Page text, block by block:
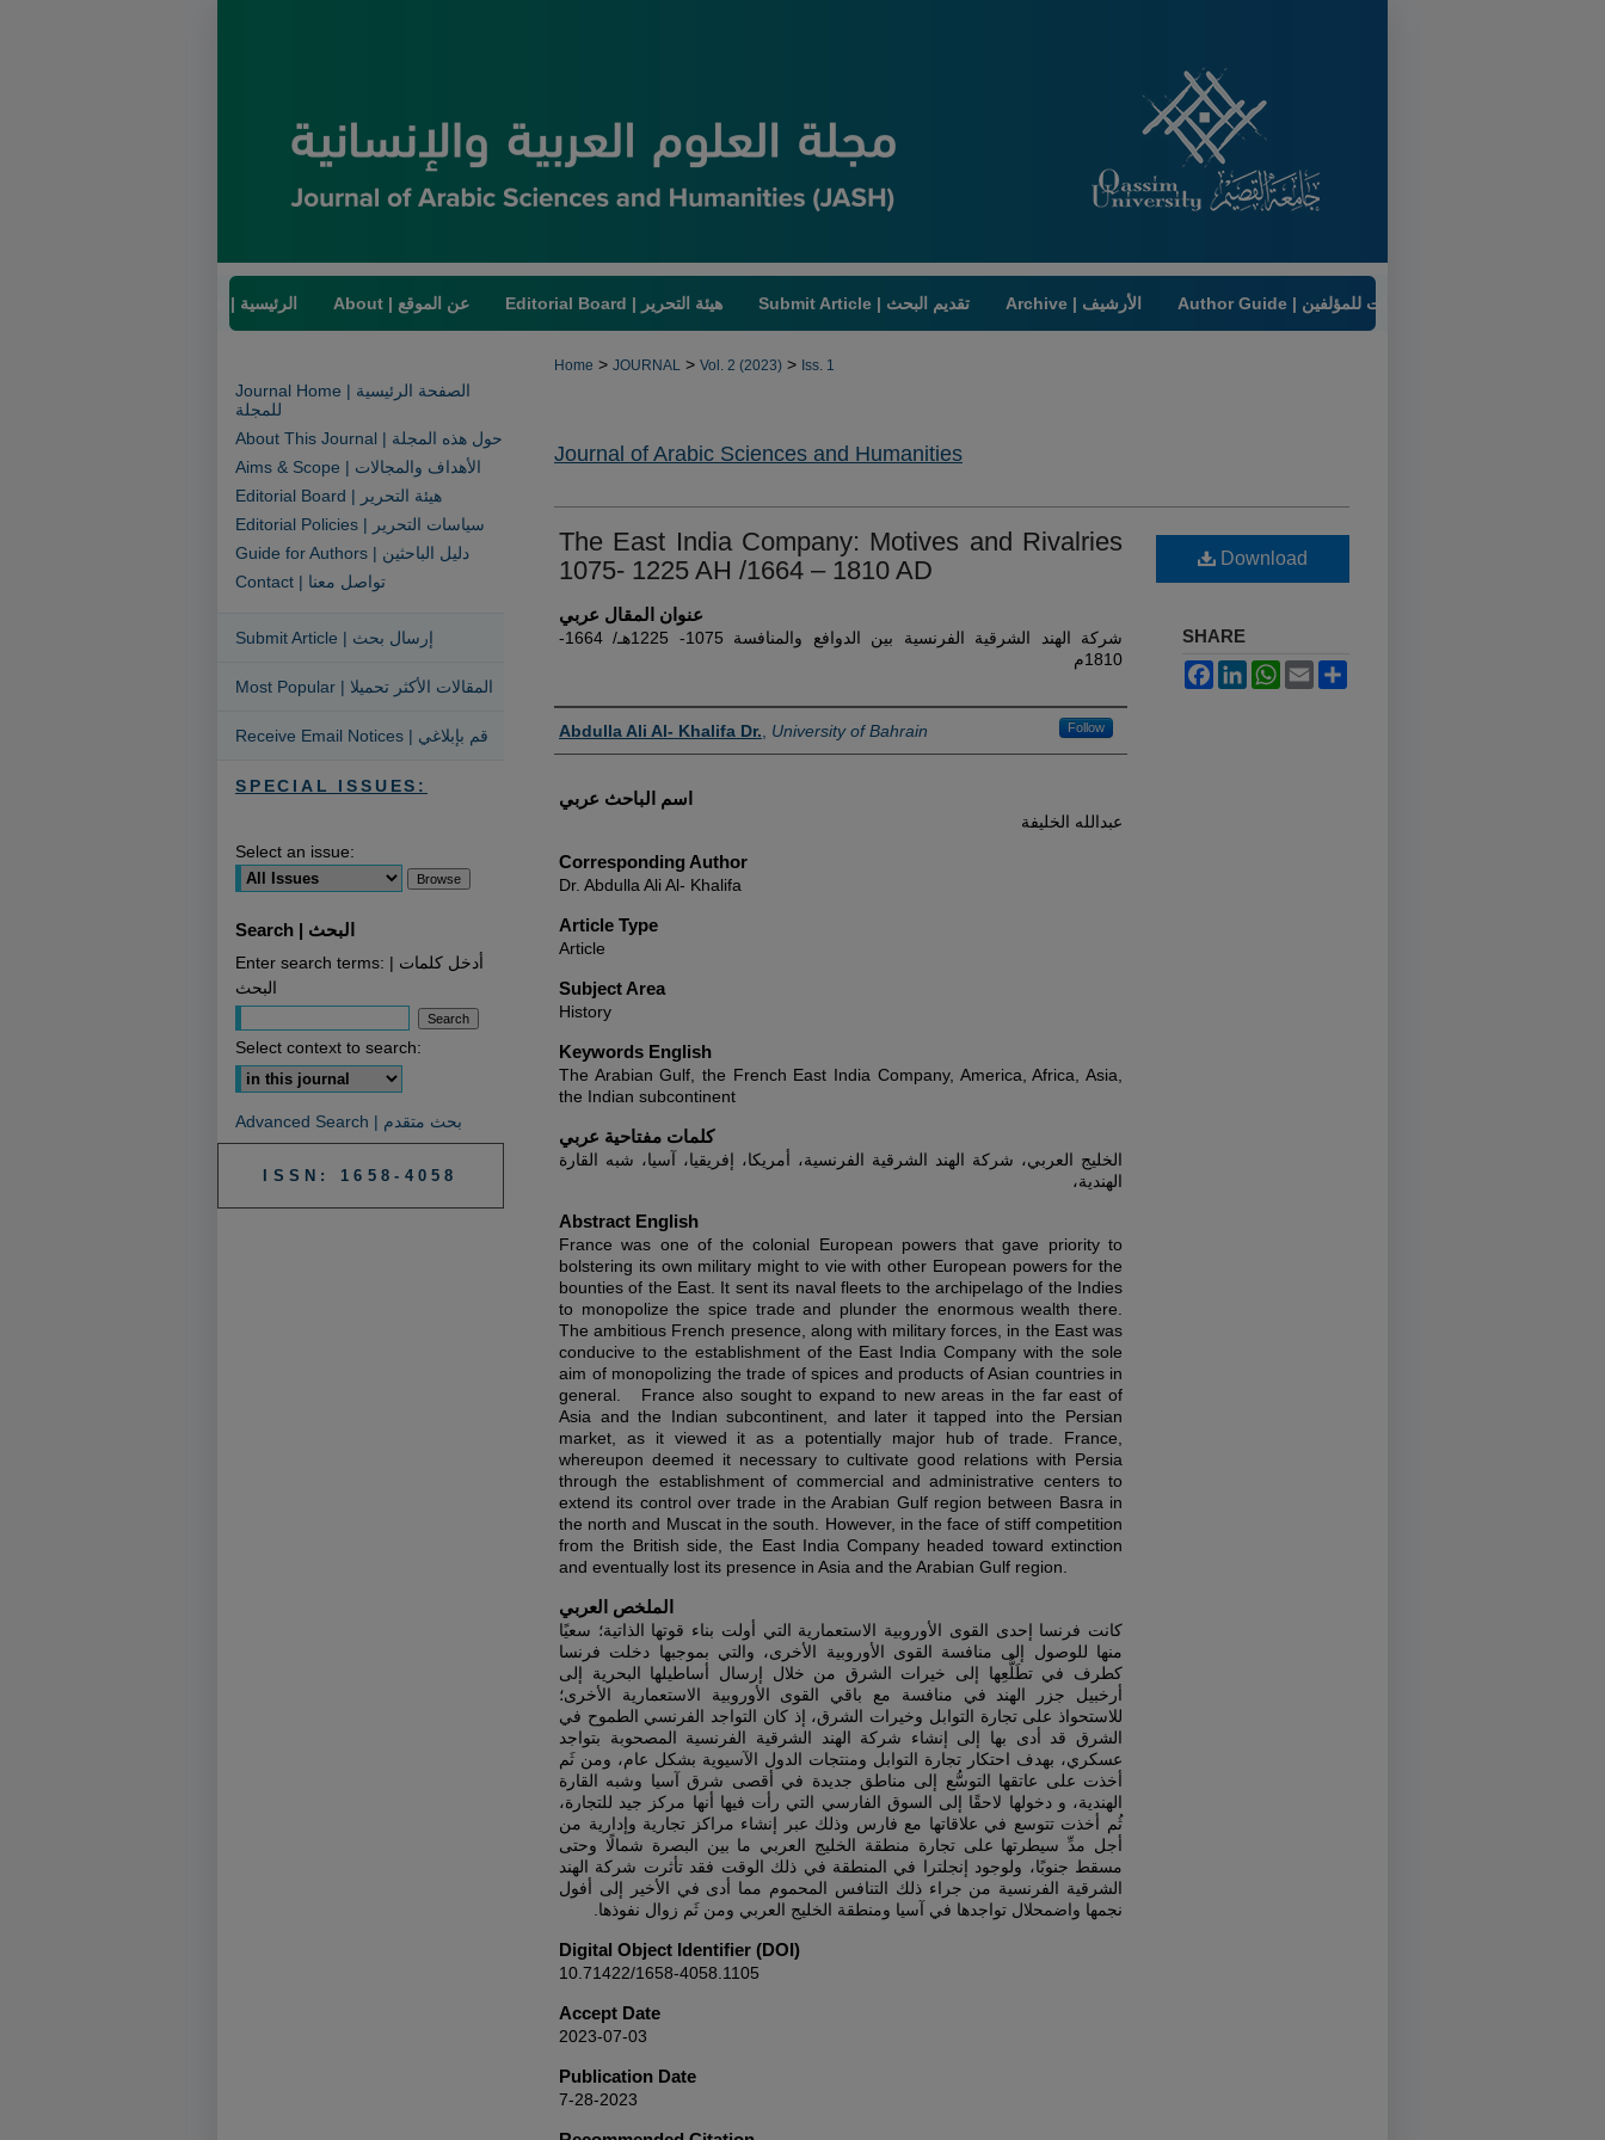
Home | الرئيسية About | عن الموقع Editorial Board | هيئة التحرير Submit Article | تقديم البحث Archive | الأرشيف Author Guide | إرشادات للمؤلفين
Home > JOURNAL > Vol. 2 (2023) > Iss. 1
Journal of Arabic Sciences and Humanities
The East India Company: Motives and Rivalries
1075- 1225 AH /1664 – 1810 AD
عنوان المقال عربي
شركة الهند الشرقية الفرنسية بين الدوافع والمنافسة 1075- 1225هـ/ 1664-
1810م
Authors
Abdulla Ali Al- Khalifa Dr., University of Bahrain Follow
اسم الباحث عربي
عبدالله الخليفة
Corresponding Author
Dr. Abdulla Ali Al- Khalifa
Article Type
Article
Subject Area
History
Keywords English
The Arabian Gulf, the French East India Company, America, Africa, Asia,
the Indian subcontinent
كلمات مفتاحية عربي
الخليج العربي، شركة الهند الشرقية الفرنسية، أمريكا، إفريقيا، آسيا، شبه القارة
الهندية،
Abstract English
France was one of the colonial European powers that gave priority to
bolstering its own military might to vie with other European powers for the
bounties of the East. It sent its naval fleets to the archipelago of the Indies
to monopolize the spice trade and plunder the enormous wealth there.
The ambitious French presence, along with military forces, in the East was
conducive to the establishment of the East India Company with the sole
aim of monopolizing the trade of spices and products of Asian countries in
general. France also sought to expand to new areas in the far east of
Asia and the Indian subcontinent, and later it tapped into the Persian
market, as it viewed it as a potentially major hub of trade. France,
whereupon deemed it necessary to cultivate good relations with Persia
through the establishment of commercial and administrative centers to
extend its control over trade in the Arabian Gulf region between Basra in
the north and Muscat in the south. However, in the face of stiff competition
from the British side, the East India Company headed toward extinction
and eventually lost its presence in Asia and the Arabian Gulf region.
الملخص العربي
كانت فرنسا إحدى القوى الأوروبية الاستعمارية التي أولت بناء قوتها الذاتية؛ سعيًا
منها للوصول إلى منافسة القوى الأوروبية الأخرى، والتي بموجبها دخلت فرنسا
كطرف في تطَلُّعِها إلى خيرات الشرق من خلال إرسال أساطيلها البحرية إلى
أرخبيل جزر الهند في منافسة مع باقي القوى الأوروبية الاستعمارية الأخرى؛
للاستحواذ على تجارة التوابل وخيرات الشرق، إذ كان التواجد الفرنسي الطموح في
الشرق قد أدى بها إلى إنشاء شركة الهند الشرقية الفرنسية المصحوبة بتواجد
عسكري، بهدف احتكار تجارة التوابل ومنتجات الدول الآسيوية بشكل عام، ومن ثَم
أخذت على عاتقها التوسُّع إلى مناطق جديدة في أقصى شرق آسيا وشبه القارة
الهندية، و دخولها لاحقًا إلى السوق الفارسي التي رأت فيها أنها مركز جيد للتجارة،
ثُم أخذت تتوسع في علاقاتها مع فارس وذلك عبر إنشاء مراكز تجارية وإدارية من
أجل مدِّ سيطرتها على تجارة منطقة الخليج العربي ما بين البصرة شمالًا وحتى
مسقط جنوبًا، ولوجود إنجلترا في المنطقة في ذلك الوقت فقد تأثرت شركة الهند
الشرقية الفرنسية من جراء ذلك التنافس المحموم مما أدى في الأخير إلى أفول
نجمها واضمحلال تواجدها في آسيا ومنطقة الخليج العربي ومن ثَم زوال نفوذها.
Digital Object Identifier (DOI)
10.71422/1658-4058.1105
Accept Date
2023-07-03
Publication Date
7-28-2023
Download
SHARE
FacebookLinkedInWhatsApp
Email
Journal Home | الصفحة الرئيسية
للمجلة
About This Journal | حول هذه المجلة
Aims & Scope | الأهداف والمجالات
Editorial Board | هيئة التحرير
Editorial Policies | سياسات التحرير
Guide for Authors | دليل الباحثين
Contact | تواصل معنا
Submit Article | إرسال بحث
Most Popular | المقالات الأكثر تحميلا
Receive Email Notices | قم بإبلاغي
SPECIAL ISSUES:
Select an issue:
Search | البحث
Enter search terms: | أدخل كلمات
البحث
Select context to search:
Advanced Search | بحث متقدم
ISSN: 1658-4058